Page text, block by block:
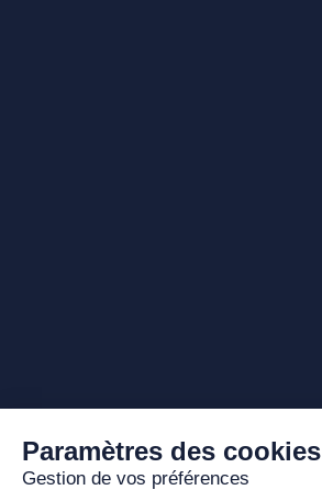
Paramètres des cookies
Gestion de vos préférences